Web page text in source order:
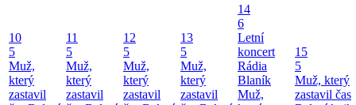
10
5
Muž,
který
zastavil
11
5
Muž,
který
zastavil
12
5
Muž,
který
zastavil
13
5
Muž,
který
zastavil
14
6
Letní
koncert
Rádia
Blaník
Muž,
15
5
Muž, který
zastavil čas